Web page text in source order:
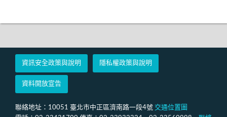
資訊安全政策與說明 隱私權政策與說明
資料開放宣告
聯絡地址：10051 臺北市中正區濟南路一段4號 交通位置圖